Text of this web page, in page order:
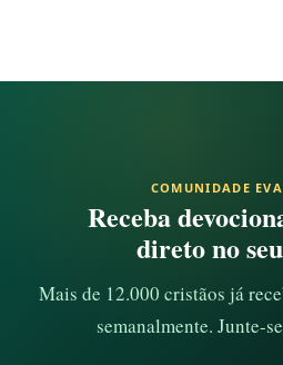
COMUNIDADE
Receba
direto no
Mais de 12.000 cristãos já
semanalmente. Junte-